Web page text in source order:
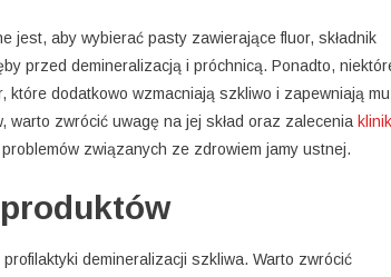
jest, aby wybierać pasty zawierające fluor, składnik
przed demineralizacją i próchnicą. Ponadto,
które dodatkowo wzmacniają szkliwo i zapewniają mu
warto zwrócić uwagę na jej skład oraz zalecenia
związanych ze zdrowiem jamy ustnej.
demineralizacji szkliwa. Warto zwrócić